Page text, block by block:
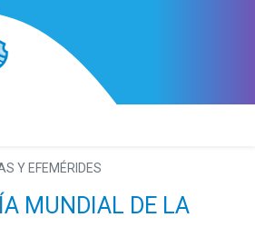
Y EFEMÉRIDES
MUNDIAL DE LA